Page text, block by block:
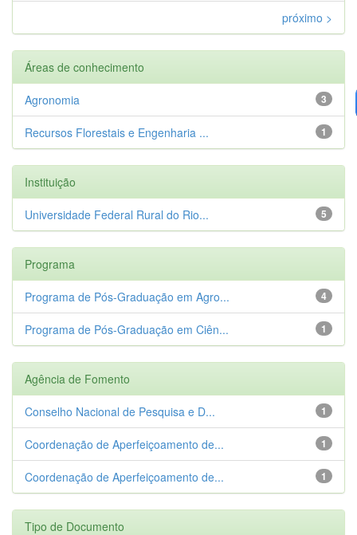
próximo >
Áreas de conhecimento
3
Agronomia
1
Recursos Florestais e Engenharia ...
Instituição
5
Universidade Federal Rural do Rio...
Programa
4
Programa de Pós-Graduação em Agro...
1
Programa de Pós-Graduação em Ciên...
Agência de Fomento
1
Conselho Nacional de Pesquisa e D...
1
Coordenação de Aperfeiçoamento de...
1
Coordenação de Aperfeiçoamento de...
Tipo de Documento